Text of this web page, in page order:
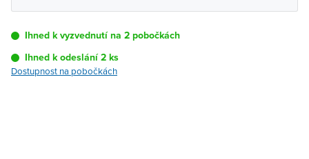
Ihned k vyzvednutí na 2 pobočkách
Ihned k odeslání 2 ks
Dostupnost na pobočkách